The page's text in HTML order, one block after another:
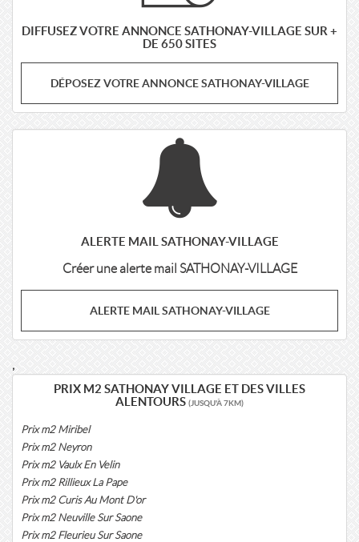
DIFFUSEZ VOTRE ANNONCE SATHONAY-VILLAGE SUR +
DE 650 SITES
DÉPOSEZ VOTRE ANNONCE SATHONAY-VILLAGE
ALERTE MAIL SATHONAY-VILLAGE
Créer une alerte mail SATHONAY-VILLAGE
ALERTE MAIL SATHONAY-VILLAGE
,
PRIX M2 SATHONAY VILLAGE ET DES VILLES
ALENTOURS (JUSQU'À 7KM)
Prix m2 Miribel
Prix m2 Neyron
Prix m2 Vaulx En Velin
Prix m2 Rillieux La Pape
Prix m2 Curis Au Mont D'or
Prix m2 Neuville Sur Saone
Prix m2 Fleurieu Sur Saone